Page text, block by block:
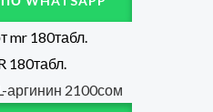
180табл.
аргинин 2100сом